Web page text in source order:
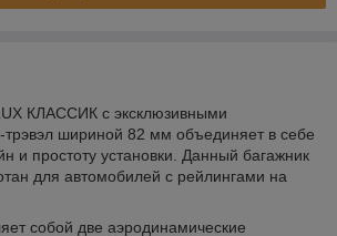
КЛАССИК с эксклюзивными
шириной 82 мм объединяет в себе
и простоту установки. Данный багажник
для автомобилей с рейлингами на
собой две аэродинамические